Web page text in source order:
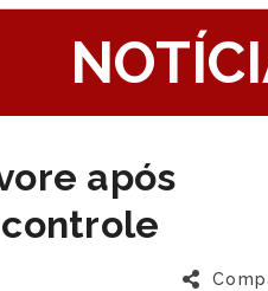
após